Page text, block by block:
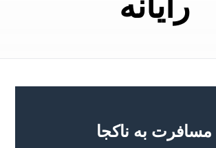
مسافرت به ناکجا